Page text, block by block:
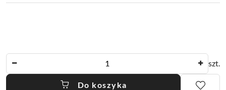
szt.
Do koszyka